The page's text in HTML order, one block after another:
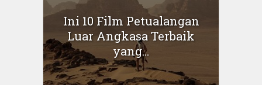
Ini 10 Film Petualangan
Luar Angkasa Terbaik
yang...